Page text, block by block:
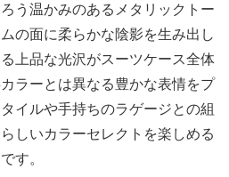
う温かみのあるメタリックトー
の面に柔らかな陰影を生み出し
上品な光沢がスーツケース全体
ラーとは異なる豊かな表情をプ
イルや手持ちのラゲージとの組
しいカラーセレクトを楽しめる
す。